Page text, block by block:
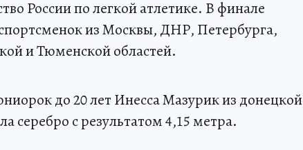
России по легкой атлетике. В финале
из Москвы, ДНР, Петербурга,
и Тюменской областей.
до 20 лет Инесса Мазурик из донецкой
серебро с результатом 4,15 метра.